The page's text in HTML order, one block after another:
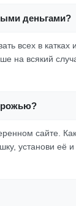
деньгами?
всех в катках
на всякий
сайте.
установи её